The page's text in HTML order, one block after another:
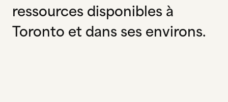
ressources disponibles à
Toronto et dans ses environs.